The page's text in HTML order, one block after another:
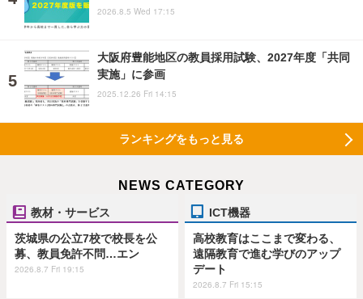
2026.8.5 Wed 17:15
大阪府豊能地区の教員採用試験、2027年度「共同
実施」に参画
2025.12.26 Fri 14:15
ランキングをもっと見る
NEWS CATEGORY
教材・サービス
茨城県の公立7校で校長を公
募、教員免許不問…エン
2026.8.7 Fri 19:15
ICT機器
高校教育はここまで変わる、
遠隔教育で進む学びのアップ
デート
2026.8.7 Fri 15:15